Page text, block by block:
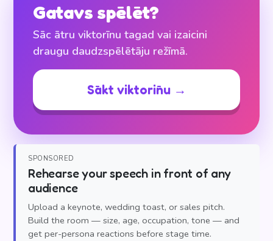
Gatavs spēlēt?
Sāc ātru viktorīnu tagad vai izaicini
draugu daudzspēlētāju režīmā.
Sākt viktorīnu →
SPONSORED
Rehearse your speech in front of any
audience
Upload a keynote, wedding toast, or sales pitch.
Build the room — size, age, occupation, tone — and
get per-persona reactions before stage time.